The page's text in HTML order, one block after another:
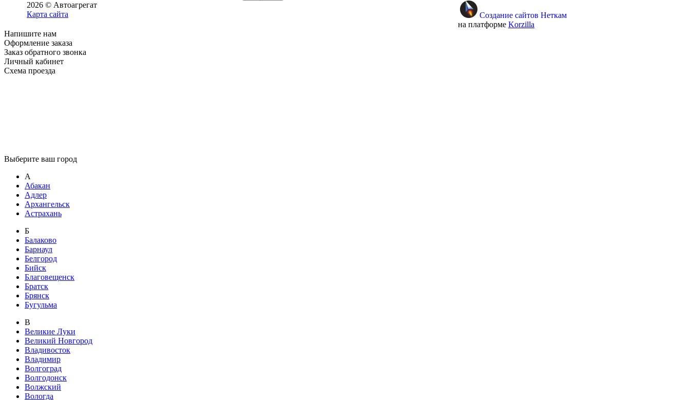
2026 © Автоагрегат
Карта сайта
Создание сайтов Неткам
на платформе Korzilla
Напишите нам
Оформление заказа
Заказ обратного звонка
Личный кабинет
Схема проезда
Выберите ваш город
А
Абакан
Адлер
Архангельск
Астрахань
Б
Балаково
Барнаул
Белгород
Бийск
Благовещенск
Братск
Брянск
Бугульма
В
Великие Луки
Великий Новгород
Владивосток
Владимир
Волгоград
Волгодонск
Волжский
Вологда